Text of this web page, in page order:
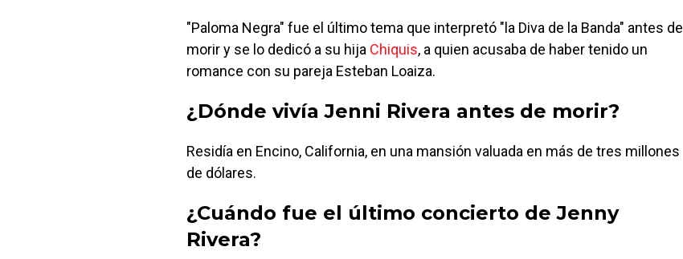
"Paloma Negra" fue el último tema que interpretó "la Diva de la Banda" antes de
morir y se lo dedicó a su hija Chiquis, a quien acusaba de haber tenido un
romance con su pareja Esteban Loaiza.
¿Dónde vivía Jenni Rivera antes de morir?
Residía en Encino, California, en una mansión valuada en más de tres millones
de dólares.
¿Cuándo fue el último concierto de Jenny
Rivera?